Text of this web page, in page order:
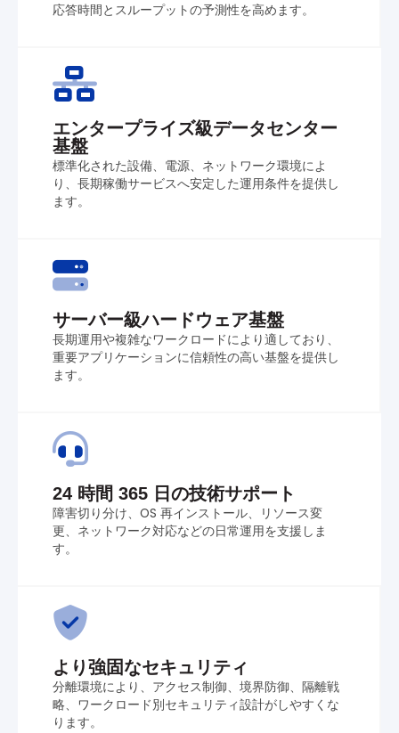
応答時間とスループットの予測性を高めます。
エンタープライズ級データセンター
基盤
標準化された設備、電源、ネットワーク環境によ
り、長期稼働サービスへ安定した運用条件を提供し
ます。
サーバー級ハードウェア基盤
長期運用や複雑なワークロードにより適しており、
重要アプリケーションに信頼性の高い基盤を提供し
ます。
24 時間 365 日の技術サポート
障害切り分け、OS 再インストール、リソース変
更、ネットワーク対応などの日常運用を支援しま
す。
より強固なセキュリティ
分離環境により、アクセス制御、境界防御、隔離戦
略、ワークロード別セキュリティ設計がしやすくな
ります。